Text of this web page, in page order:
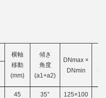
横軸
移動
(mm)
傾き
角度
(a1+a2)
DNmax ×
DNmin
45 35° 125×100